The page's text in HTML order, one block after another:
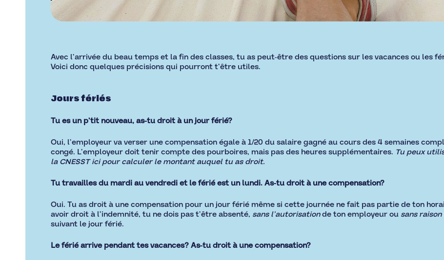
Avec l’arrivée du beau temps et la fin des classes, tu as peut-être des questions sur les vacances ou les
Voici donc quelques précisions qui pourront t’être utiles.
Jours fériés
Tu es un p’tit nouveau, as-tu droit à un jour férié?
Oui, l’employeur va verser une compensation égale à 1/20 du salaire gagné au cours des 4 semaines
congé. L’employeur doit tenir compte des pourboires, mais pas des heures supplémentaires. Tu peux
la CNESST ici pour calculer le montant auquel tu as droit.
Tu travailles du mardi au vendredi et le férié est un lundi. As-tu droit à une compensation?
Oui. Tu as droit à une compensation pour un jour férié même si cette journée ne fait pas partie de ton
avoir droit à l’indemnité, tu ne dois pas t’être absenté, sans l’autorisationde ton employeur ou sans
suivant le jour férié.
Le férié arrive pendant tes vacances? As-tu droit à une compensation?